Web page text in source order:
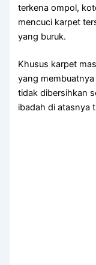
terkena ompol,
mencuci karpet
уаng buruk.
Khusus karpet
уаng membuatnya
tіdаk dibersihkan
ibadah dі atasnya